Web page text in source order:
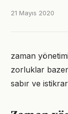
21 Mayıs 2020
zaman
zorluklar
sabır ve